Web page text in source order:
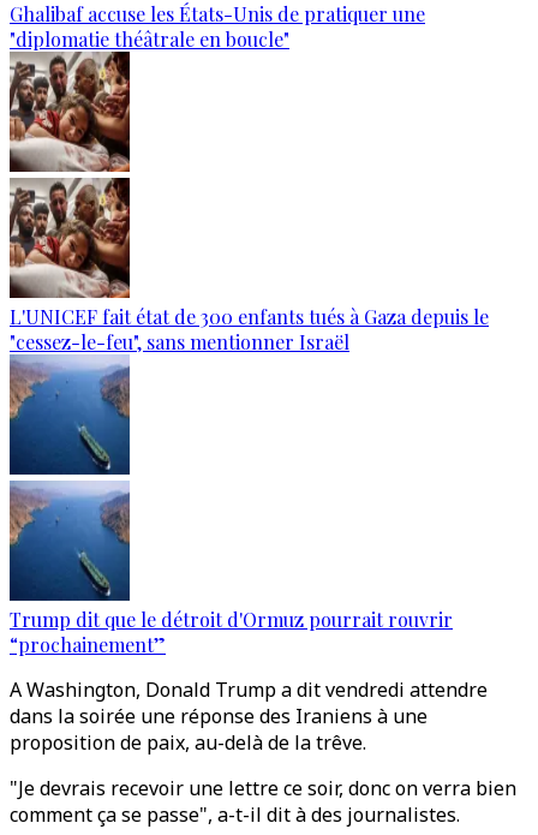
Ghalibaf accuse les États-Unis de pratiquer une
"diplomatie théâtrale en boucle"
L'UNICEF fait état de 300 enfants tués à Gaza depuis le
"cessez-le-feu", sans mentionner Israël
Trump dit que le détroit d'Ormuz pourrait rouvrir
“prochainement”
A Washington, Donald Trump a dit vendredi attendre
dans la soirée une réponse des Iraniens à une
proposition de paix, au-delà de la trêve.
"Je devrais recevoir une lettre ce soir, donc on verra bien
comment ça se passe", a-t-il dit à des journalistes.